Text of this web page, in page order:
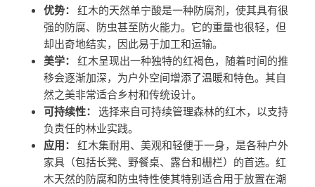
优势：
红木的天然单宁酸是一种防腐剂，使其具有很
强的防腐、防虫甚至防火能力。它的重量也很轻，但
却出奇地结实，因此易于加工和运输。
美学：
红木呈现出一种独特的红褐色，随着时间的推
移会逐渐加深，为户外空间增添了温暖和特色。其自
然之美非常适合乡村和传统设计。
可持续性：
选择来自可持续管理森林的红木，以支持
负责任的林业实践。
应用：
红木集耐用、美观和轻便于一身，是各种户外
家具（包括长凳、野餐桌、露台和栅栏）的首选。红
木天然的防腐和防虫特性使其特别适合用于放置在潮